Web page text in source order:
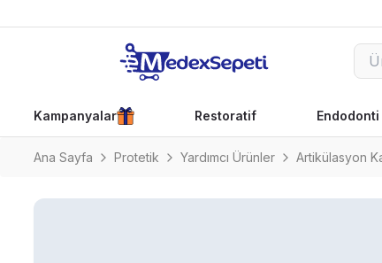
Kampanyalar Restoratif Endodonti
Ana Sayfa Protetik Yardımcı Ürünler Artikülasyon